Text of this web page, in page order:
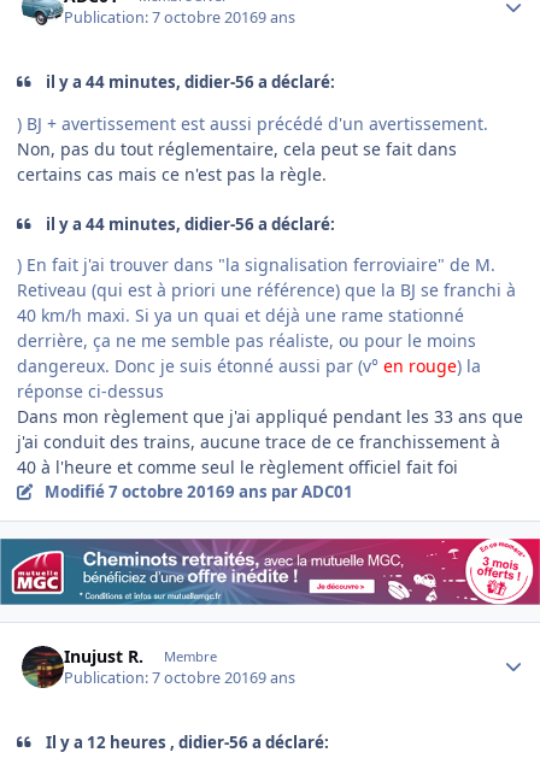
Publication:7 octobre 20169 ans
il y a 44 minutes, didier-56 a déclaré:
) BJ + avertissement est aussi précédé d'un avertissement.
Non, pas du tout réglementaire, cela peut se fait dans
certains cas mais ce n'est pas la règle.
il y a 44 minutes, didier-56 a déclaré:
) En fait j'ai trouver dans "la signalisation ferroviaire" de M.
Retiveau (qui est à priori une référence) que la BJ se franchi à
40 km/h maxi. Si ya un quai et déjà une rame stationné
derrière, ça ne me semble pas réaliste, ou pour le moins
dangereux. Donc je suis étonné aussi par (v° en rouge) la
réponse ci-dessus
Dans mon règlement que j'ai appliqué pendant les 33 ans que
j'ai conduit des trains, aucune trace de ce franchissement à
40 à l'heure et comme seul le règlement officiel fait foi
Modifié7 octobre 20169 ans par ADC01
Inujust R. Membre
Publication:7 octobre 20169 ans
Il y a 12 heures , didier-56 a déclaré: